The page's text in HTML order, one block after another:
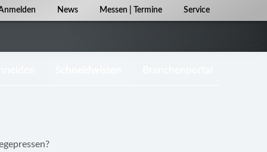
News Messen | Termine Service